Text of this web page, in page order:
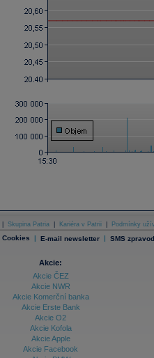
Skupina Patria Kariéra v Patrii Podmínky
Cookies | E-mail newsletter | SMS
Akcie:
Akcie ČEZ
Akcie NWR
Akcie Komerční banka
Akcie Erste Bank
Akcie O2
Akcie Kofola
Akcie Apple
Akcie Facebook